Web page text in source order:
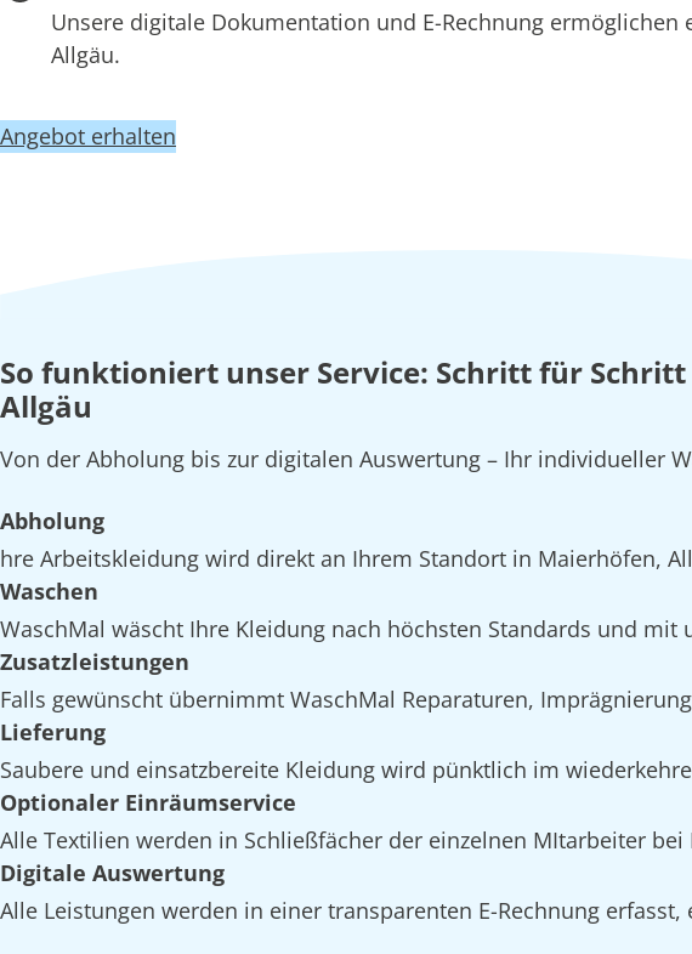
Unsere digitale Dokumentation und E-Rechnung
Allgäu.
Angebot erhalten
So funktioniert unser Service: Schritt für
Allgäu
Von der Abholung bis zur digitalen Auswertung – Ihr individueller
Abholung
hre Arbeitskleidung wird direkt an Ihrem Standort in Maierhöfen,
Waschen
WaschMal wäscht Ihre Kleidung nach höchsten Standards und
Zusatzleistungen
Falls gewünscht übernimmt WaschMal Reparaturen,
Lieferung
Saubere und einsatzbereite Kleidung wird pünktlich im
Optionaler Einräumservice
Alle Textilien werden in Schließfächer der einzelnen MItarbeiter
Digitale Auswertung
Alle Leistungen werden in einer transparenten E-Rechnung